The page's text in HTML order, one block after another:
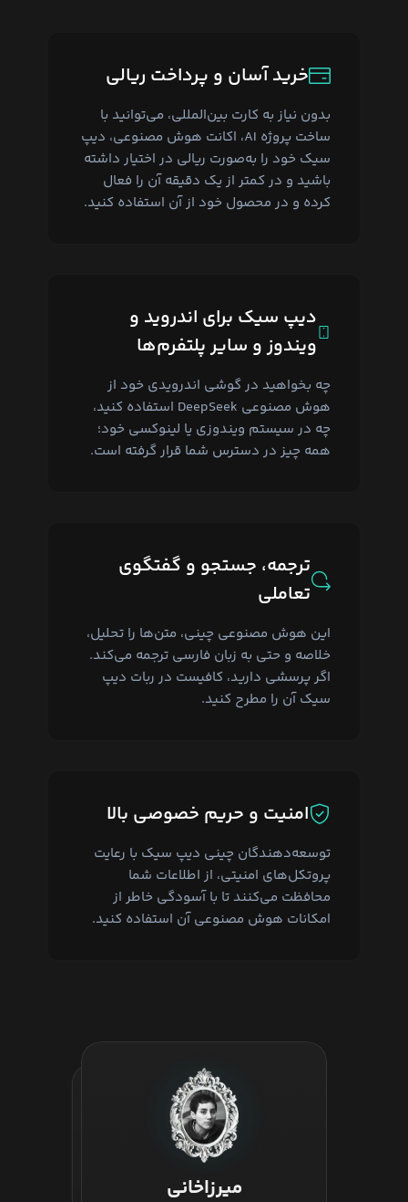
خرید آسان و پرداخت ریالی
بدون نیاز به کارت بین‌المللی، می‌توانید با
ساخت پروژه AI، اکانت هوش مصنوعی، دیپ
سیک خود را به‌صورت ریالی در اختیار داشته
باشید و در کمتر از یک دقیقه آن را فعال
کرده و در محصول خود از آن استفاده کنید.
دیپ سیک برای اندروید و
ویندوز و سایر پلتفرم‌ها
چه بخواهید در گوشی اندرویدی خود از
هوش مصنوعی DeepSeek استفاده کنید،
چه در سیستم ویندوزی یا لینوکسی خود؛
همه چیز در دسترس شما قرار گرفته است.
ترجمه، جستجو و گفتگوی
تعاملی
این هوش مصنوعی چینی، متن‌ها را تحلیل،
خلاصه و حتی به زبان فارسی ترجمه می‌کند.
اگر پرسشی دارید، کافیست در ربات دیپ
سیک آن را مطرح کنید.
امنیت و حریم خصوصی بالا
توسعه‌دهندگان چینی دیپ سیک با رعایت
پروتکل‌های امنیتی، از اطلاعات شما
محافظت می‌کنند تا با آسودگی خاطر از
امکانات هوش مصنوعی آن استفاده کنید.
همین حالا از دیپ سیک استفاده کنید:
کار با مدل های مختلف DeepSeek
میرزاخانی